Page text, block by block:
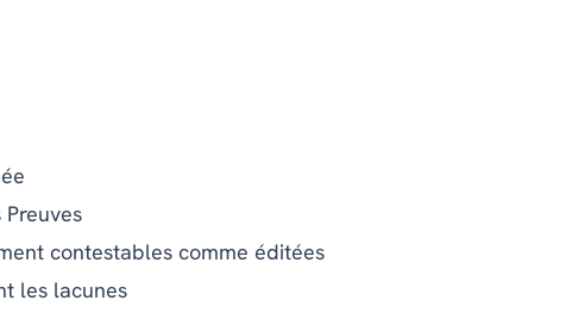
contestables comme éditées
les lacunes